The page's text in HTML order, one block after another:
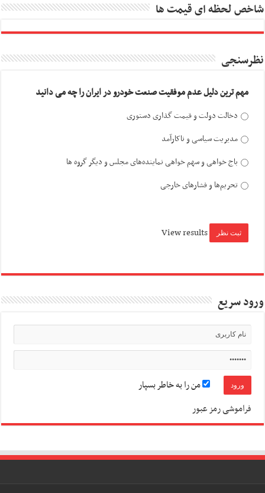
شاخص لحظه ای قیمت ها
نظرسنجی
مهم ترین دلیل عدم موفقیت صنعت خودرو در ایران را چه می دانید
دخالت دولت و قیمت گذاری دستوری
مدیریت سیاسی و ناکارآمد
باج خواهی و سهم خواهی نماینده‌های مجلس و دیگر گروه ها
تحریم‌ها و فشارهای خارجی
View results
ورود سریع
من را به خاطر بسپار
فراموشی رمز عبور